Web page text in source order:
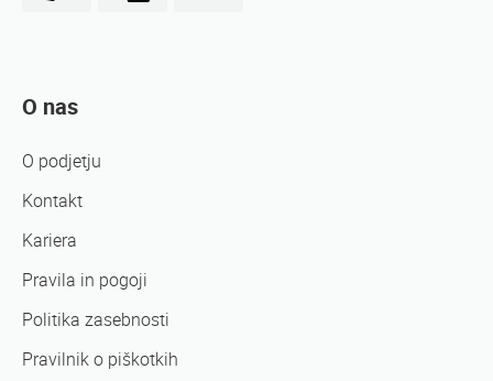
O nas
O podjetju
Kontakt
Kariera
Pravila in pogoji
Politika zasebnosti
Pravilnik o piškotkih